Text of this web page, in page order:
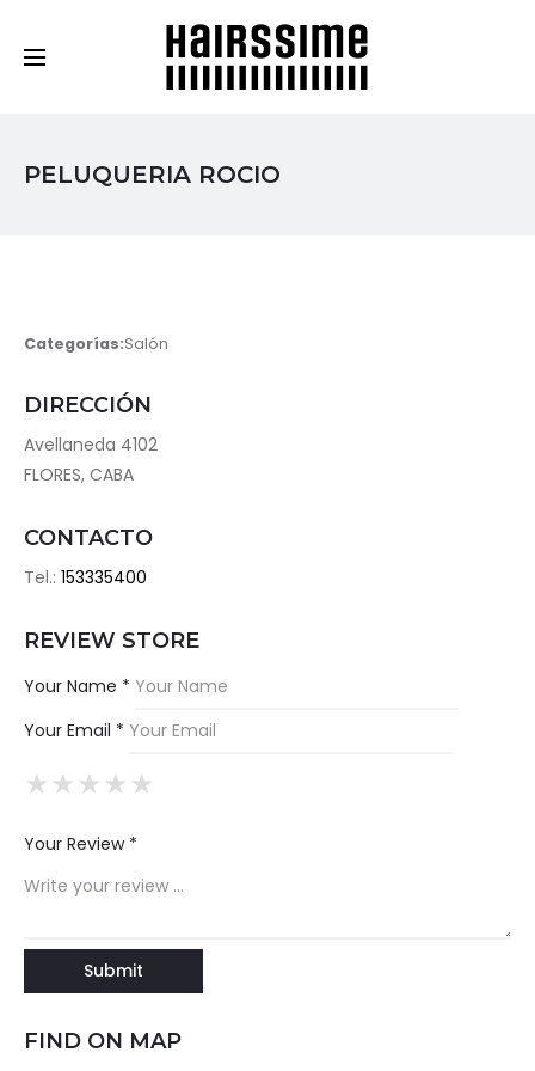
PELUQUERIA ROCIO
Categorías:Salón
DIRECCIÓN
Avellaneda 4102
FLORES, CABA
CONTACTO
Tel.: 153335400
REVIEW STORE
Your Name *
Your Email *
★
★★
★★★
★★★★
★★★★★
Your Review *
FIND ON MAP